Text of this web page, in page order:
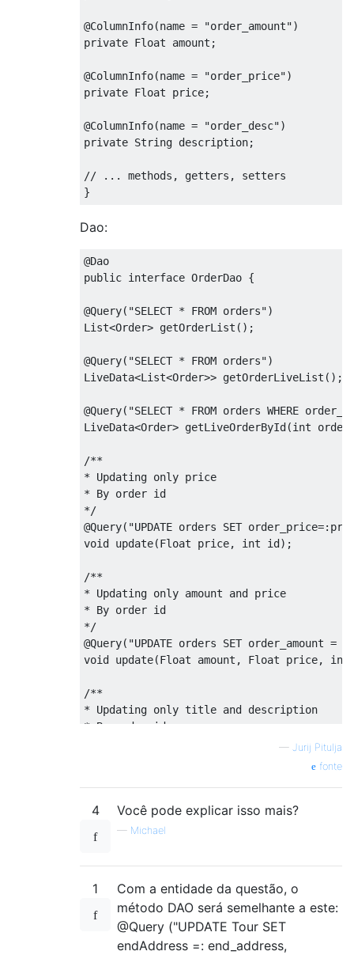
@ColumnInfo(name = "order_amount")
private Float amount ;
@ColumnInfo(name = "order_price")
private Float price;
@ColumnInfo(name = "order_desc")
private String description;
// ... methods, getters, setters
}
Dao:
@Dao
public interface OrderDao {
@Query( "SELECT * FROM orders")
List<Order> getOrderList ();
@Query( "SELECT * FROM orders")
LiveData<List<Order>> getOrderLiveList ();
@Query( "SELECT * FROM orders WHERE
LiveData<Order> getLiveOrderById(int
/**
* Updating only price
* By order id
*/
@Query( "UPDATE orders SET
void update(Float price, int id);
/**
* Updating only amount and price
* By order id
*/
@Query( "UPDATE orders SET order_amount
void update(Float amount , Float price, int
/**
* Updating only title and description
* By order id
"UPDATE orders SET order_desc
@Update
update(Order
@Insert(onConflict = REPLACE )
insert(Order order );
— Jurij Pitulja
fonte
4 Você pode explicar isso mais?
— Michael
1
Com a entidade da questão, o
método DAO será semelhante a este:
@Query ("UPDATE Tour SET
endAddress =: end_address,